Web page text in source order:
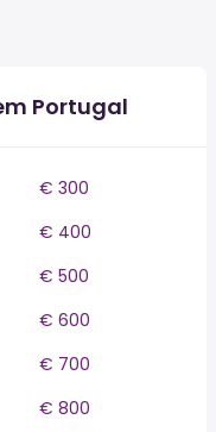
Portugal
€ 300
€ 400
€ 500
€ 600
€ 700
€ 800